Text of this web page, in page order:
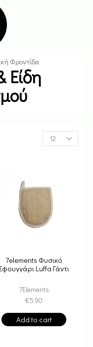
Φροντίδα
Είδη
7elements Φυσικό
Luffa Γάντι
7Elements
€5.90
Add to cart